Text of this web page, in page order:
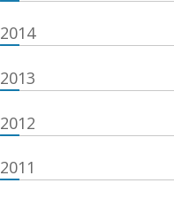
2014
2013
2012
2011